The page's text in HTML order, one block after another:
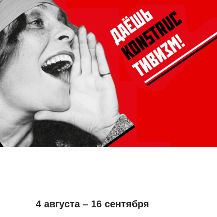
4 августа – 16 сентября